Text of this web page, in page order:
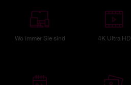
Wo immer Sie sind 4K Ultra HD